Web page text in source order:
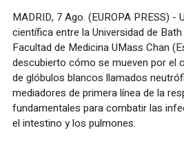
MADRID, 7 Ago. (EUROPA PRESS) -
científica entre la Universidad de
Facultad de Medicina UMass Chan
descubierto cómo se mueven por el
de glóbulos blancos llamados
mediadores de primera línea de la
fundamentales para combatir las
el intestino y los pulmones.